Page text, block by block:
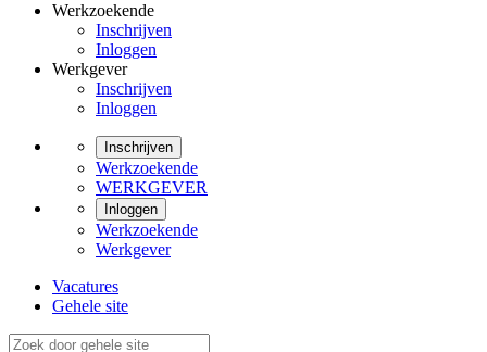
Werkzoekende
Inschrijven
Inloggen
Werkgever
Inschrijven
Inloggen
Inschrijven
Werkzoekende
WERKGEVER
Inloggen
Werkzoekende
Werkgever
Vacatures
Gehele site